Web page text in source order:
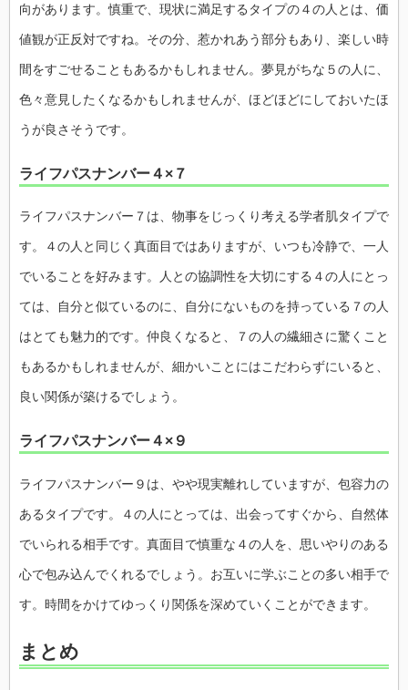
向があります。慎重で、現状に満足するタイプの４の人とは、価
値観が正反対ですね。その分、惹かれあう部分もあり、楽しい時
間をすごせることもあるかもしれません。夢見がちな５の人に、
色々意見したくなるかもしれませんが、ほどほどにしておいたほ
うが良さそうです。
ライフパスナンバー４×７
ライフパスナンバー７は、物事をじっくり考える学者肌タイプで
す。４の人と同じく真面目ではありますが、いつも冷静で、一人
でいることを好みます。人との協調性を大切にする４の人にとっ
ては、自分と似ているのに、自分にないものを持っている７の人
はとても魅力的です。仲良くなると、７の人の繊細さに驚くこと
もあるかもしれませんが、細かいことにはこだわらずにいると、
良い関係が築けるでしょう。
ライフパスナンバー４×９
ライフパスナンバー９は、やや現実離れしていますが、包容力の
あるタイプです。４の人にとっては、出会ってすぐから、自然体
でいられる相手です。真面目で慎重な４の人を、思いやりのある
心で包み込んでくれるでしょう。お互いに学ぶことの多い相手で
す。時間をかけてゆっくり関係を深めていくことができます。
まとめ